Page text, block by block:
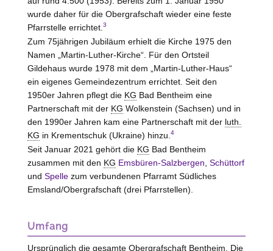
wurde daher für die Obergrafschaft wieder eine feste
Pfarrstelle errichtet. 3
Zum 75jährigen Jubiläum erhielt die Kirche 1975 den
Namen „Martin-Luther-Kirche“. Für den Ortsteil
Gildehaus wurde 1978 mit dem „Martin-Luther-Haus“
ein eigenes Gemeindezentrum errichtet. Seit den
1950er Jahren pflegt die KG Bad Bentheim eine
Partnerschaft mit der KG Wolkenstein (Sachsen) und in
den 1990er Jahren kam eine Partnerschaft mit der luth.
KG in Krementschuk (Ukraine) hinzu. 4
Seit Januar 2021 gehört die KG Bad Bentheim
zusammen mit den KG Emsbüren-Salzbergen Schüttorf
und Spellezum verbundenen Pfarramt Südliches
Emsland/Obergrafschaft (drei Pfarrstellen).
Umfang
Ursprünglich die gesamte Obergrafschaft Bentheim. Die